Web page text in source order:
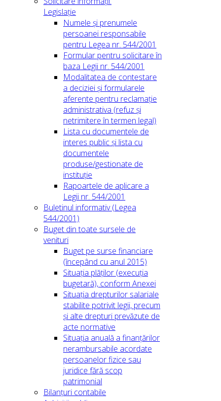
Legislație
Numele și prenumele
persoanei responsabile
pentru Legea nr. 544/2001
Formular pentru solicitare în
baza Legii nr. 544/2001
Modalitatea de contestare
a deciziei și formularele
aferente pentru reclamație
administrativa (refuz și
netrimitere în termen legal)
Lista cu documentele de
interes public și lista cu
documentele
produse/gestionate de
instituție
Rapoartele de aplicare a
Legii nr. 544/2001
Buletinul informativ (Legea
544/2001)
Buget din toate sursele de
venituri
Buget pe surse financiare
(începând cu anul 2015)
Situația plăților (execuția
bugetară), conform Anexei
Situația drepturilor salariale
stabilite potrivit legii, precum
și alte drepturi prevăzute de
acte normative
Situația anuală a finanțărilor
nerambursabile acordate
persoanelor fizice sau
juridice fără scop
patrimonial
Bilanțuri contabile